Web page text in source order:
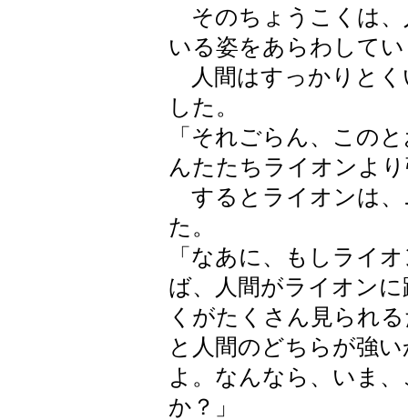
そのちょうこくは、
いる姿をあらわして
人間はすっかりとく
した。
「それごらん、この
んたたちライオンよ
するとライオンは、
た。
「なあに、もしライ
ば、人間がライオン
くがたくさん見られ
と人間のどちらが強
よ。なんなら、いま
か？」